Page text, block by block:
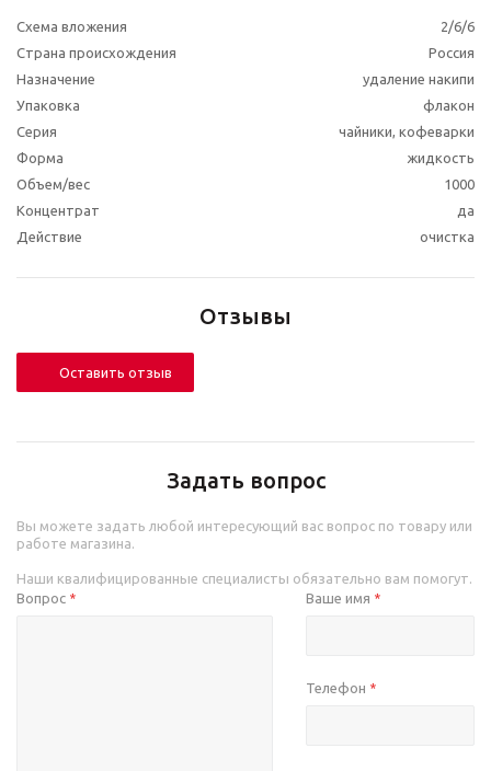
Схема вложения
2/6/6
Страна происхождения
Россия
Назначение
удаление накипи
Упаковка
флакон
Серия
чайники, кофеварки
Форма
жидкость
Объем/вес
1000
Концентрат
да
Действие
очистка
Отзывы
Оставить отзыв
Задать вопрос
Вы можете задать любой интересующий вас вопрос по товару или
работе магазина.
Наши квалифицированные специалисты обязательно вам помогут.
Вопрос * Ваше имя *
Телефон *